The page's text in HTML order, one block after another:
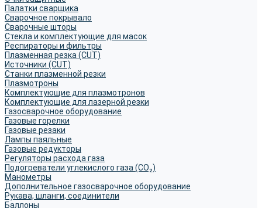
Палатки сварщика
Сварочное покрывало
Сварочные шторы
Стекла и комплектующие для масок
Респираторы и фильтры
Плазменная резка (CUT)
Источники (CUT)
Станки плазменной резки
Плазмотроны
Комплектующие для плазмотронов
Комплектующие для лазерной резки
Газосварочное оборудование
Газовые горелки
Газовые резаки
Лампы паяльные
Газовые редукторы
Регуляторы расхода газа
Подогреватели углекислого газа (CO₂)
Манометры
Дополнительное газосварочное оборудование
Рукава, шланги, соединители
Баллоны